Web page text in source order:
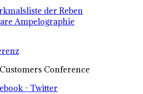
der Reben
Ampelographie
Conference
- Twitter